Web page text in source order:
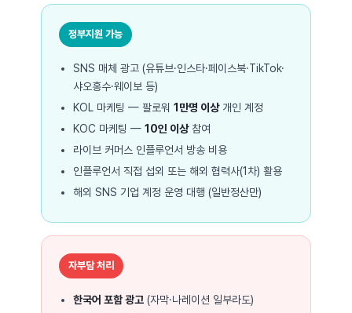
정부지원 가능
SNS 매체 광고 (유튜브·인스타·페이스북·TikTok·
샤오홍수·웨이보 등)
KOL 마케팅 — 팔로워 1만명 이상개인 계정
KOC 마케팅 — 10인 이상참여
라이브 커머스 인플루언서 방송 비용
인플루언서 직접 섭외 또는 해외 협력사(1차) 활용
해외 SNS 기업 계정 운영 대행 (일반정산만)
자부담 처리
한국어 포함 광고(자막·나레이션 일부라도)